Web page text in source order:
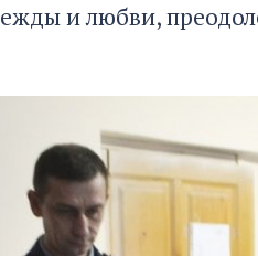
и любви,